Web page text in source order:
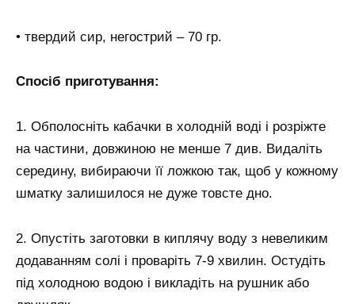
• твердий сир, негострий – 70 гр.
Спосіб приготування:
1. Обполосніть кабачки в холодній воді і розріжте
на частини, довжиною не менше 7 див. Видаліть
середину, вибираючи її ложкою так, щоб у кожному
шматку залишилося не дуже товсте дно.
2. Опустіть заготовки в киплячу воду з невеликим
додаванням солі і проваріть 7-9 хвилин. Остудіть
під холодною водою і викладіть на рушник або